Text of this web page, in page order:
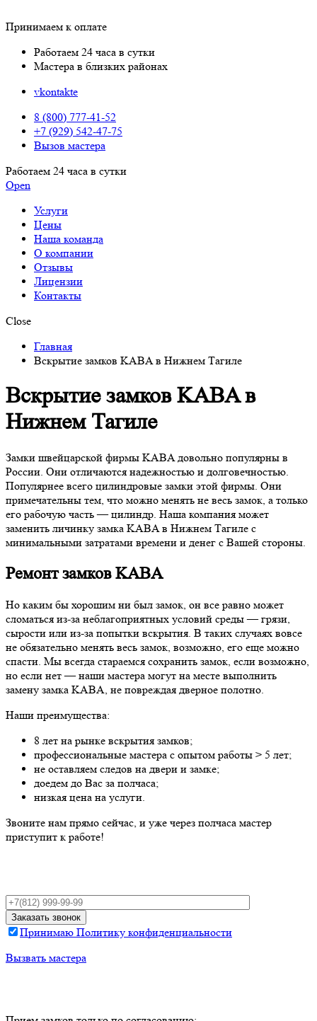
Принимаем к оплате
Работаем 24 часа в сутки
Мастера в близких районах
vkontakte
8 (800) 777-41-52
+7 (929) 542-47-75
Вызов мастера
Работаем 24 часа в сутки
Open
Услуги
Цены
Наша команда
О компании
Отзывы
Лицензии
Контакты
Close
Главная
Вскрытие замков KABA в Нижнем Тагиле
Вскрытие замков KABA в
Нижнем Тагиле
Замки швейцарской фирмы KABA довольно популярны в
России. Они отличаются надежностью и долговечностью.
Популярнее всего цилиндровые замки этой фирмы. Они
примечательны тем, что можно менять не весь замок, а только
его рабочую часть — цилиндр. Наша компания может
заменить личинку замка KABA в Нижнем Тагиле с
минимальными затратами времени и денег с Вашей стороны.
Ремонт замков KABA
Но каким бы хорошим ни был замок, он все равно может
сломаться из-за неблагоприятных условий среды — грязи,
сырости или из-за попытки вскрытия. В таких случаях вовсе
не обязательно менять весь замок, возможно, его еще можно
спасти. Мы всегда стараемся сохранить замок, если возможно,
но если нет — наши мастера могут на месте выполнить
замену замка KABA, не повреждая дверное полотно.
Наши преимущества:
8 лет на рынке вскрытия замков;
профессиональные мастера с опытом работы > 5 лет;
не оставляем следов на двери и замке;
доедем до Вас за полчаса;
низкая цена на услуги.
Звоните нам прямо сейчас, и уже через полчаса мастер
приступит к работе!
Принимаю Политику конфиденциальности
Вызвать мастера